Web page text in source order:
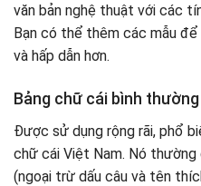
văn bản nghệ thuật với các
Bạn có thể thêm các mẫu
và hấp dẫn hơn.
Bảng chữ cái bình thường
Được sử dụng rộng rãi, phổ
chữ cái Việt Nam. Nó
(ngoại trừ dấu câu và tên